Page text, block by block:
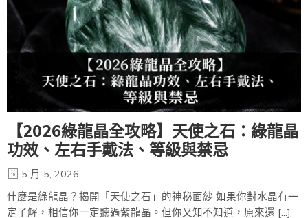
【2026綠龍晶全攻略】天使之石：綠龍晶
功效、左右手戴法、等級與禁忌
5 月 5, 2026
什麼是綠龍晶？揭開「天使之石」的神秘面紗 如果你對水晶有一
定了解，相信你一定聽過紫龍晶。但你又知不知道，原來還 […]